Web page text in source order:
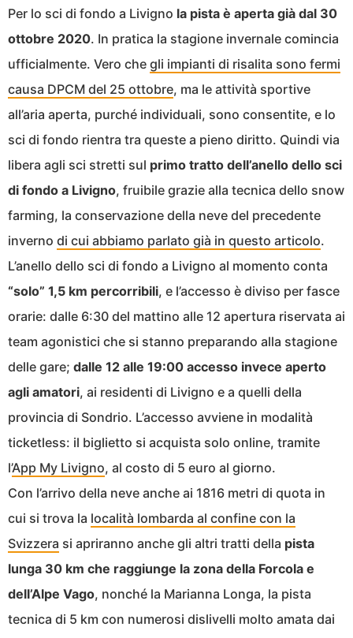
Per lo sci di fondo a Livigno la pista è aperta già dal 30
ottobre 2020. In pratica la stagione invernale comincia
ufficialmente. Vero che gli impianti di risalita sono fermi
causa DPCM del 25 ottobre, ma le attività sportive
all’aria aperta, purché individuali, sono consentite, e lo
sci di fondo rientra tra queste a pieno diritto. Quindi via
libera agli sci stretti sul primo tratto dell’anello dello sci
di fondo a Livigno, fruibile grazie alla tecnica dello snow
farming, la conservazione della neve del precedente
inverno di cui abbiamo parlato già in questo articolo.
L’anello dello sci di fondo a Livigno al momento conta
“solo” 1,5 km percorribili, e l’accesso è diviso per fasce
orarie: dalle 6:30 del mattino alle 12 apertura riservata ai
team agonistici che si stanno preparando alla stagione
delle gare; dalle 12 alle 19:00 accesso invece aperto
agli amatori, ai residenti di Livigno e a quelli della
provincia di Sondrio. L’accesso avviene in modalità
ticketless: il biglietto si acquista solo online, tramite
l’App My Livigno, al costo di 5 euro al giorno.
Con l’arrivo della neve anche ai 1816 metri di quota in
cui si trova la località lombarda al confine con la
Svizzera si apriranno anche gli altri tratti della pista
lunga 30 km che raggiunge la zona della Forcola e
dell’Alpe Vago, nonché la Marianna Longa, la pista
tecnica di 5 km con numerosi dislivelli molto amata dai